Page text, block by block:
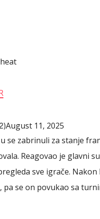
August 11, 2025
se zabrinuli za stanje
Reagovao je glavni
sve igrače.
pa se on povukao sa